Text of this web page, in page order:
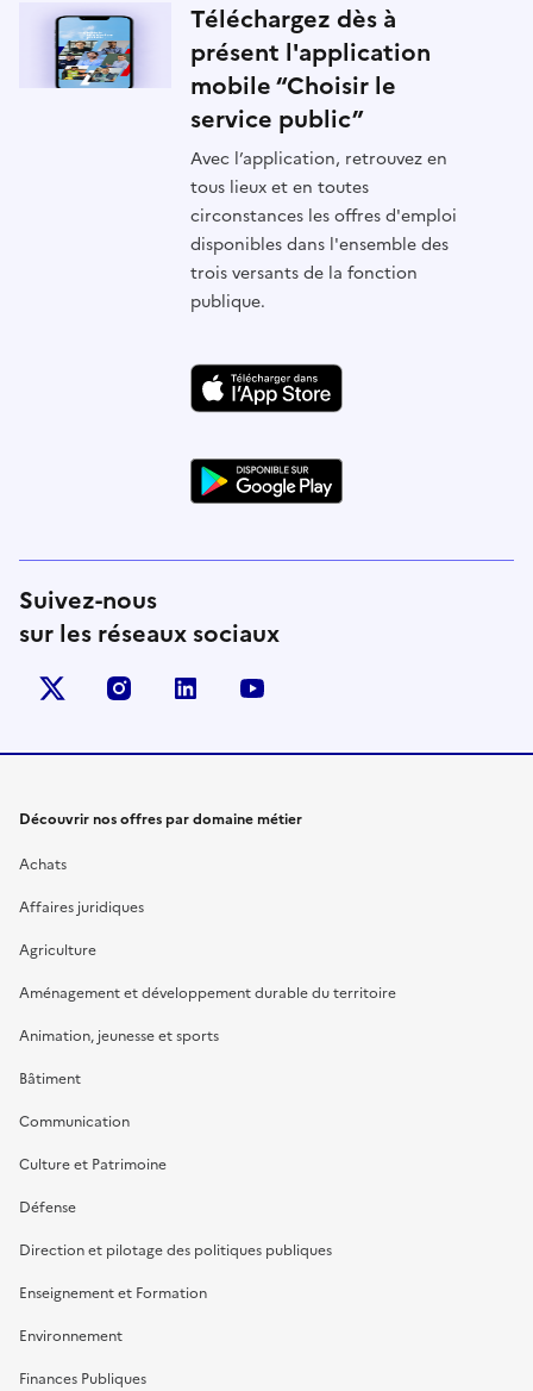
Téléchargez dès à
présent l'application
mobile “Choisir le
service public”
Avec l’application, retrouvez en
tous lieux et en toutes
circonstances les offres d'emploi
disponibles dans l'ensemble des
trois versants de la fonction
publique.
Suivez-nous
sur les réseaux sociaux
X (anciennement Twitter)
instagramlinkedin
Découvrir nos offres par domaine métier
Achats
Affaires juridiques
Agriculture
Aménagement et développement durable du territoire
Animation, jeunesse et sports
Bâtiment
Communication
Culture et Patrimoine
Défense
Direction et pilotage des politiques publiques
Enseignement et Formation
Environnement
Finances Publiques